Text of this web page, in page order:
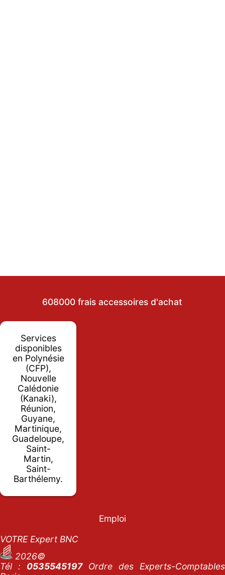
608000 frais accessoires d'achat
Services
disponibles
en Polynésie
(CFP),
Nouvelle
Calédonie
(Kanaki),
Réunion,
Guyane,
Martinique,
Guadeloupe,
Saint-
Martin,
Saint-
Barthélemy.
Emploi
VOTRE Expert BNC
2026©
Tél : 0535545197Ordre des Experts-Comptables